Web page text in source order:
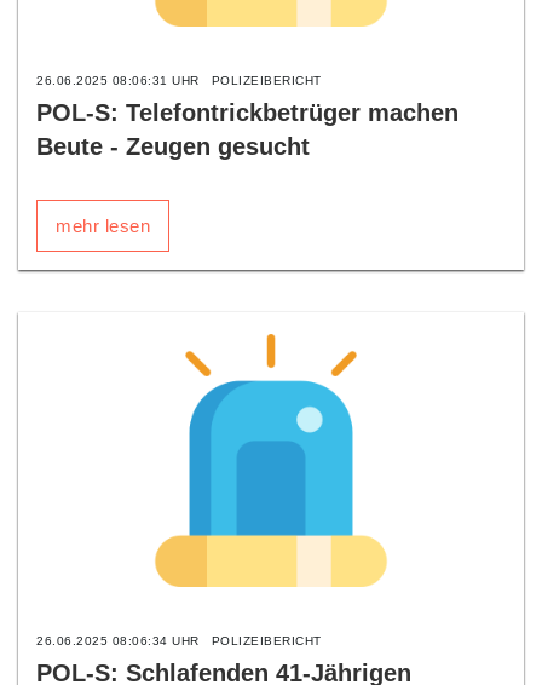
26.06.2025 08:06:31 UHR POLIZEIBERICHT
POL-S: Telefontrickbetrüger machen
Beute - Zeugen gesucht
mehr lesen
26.06.2025 08:06:34 UHR POLIZEIBERICHT
POL-S: Schlafenden 41-Jährigen